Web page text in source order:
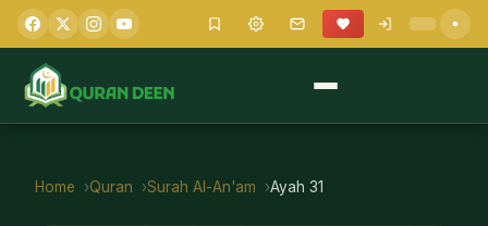
Home Quran Surah Al-An'am Ayah 31